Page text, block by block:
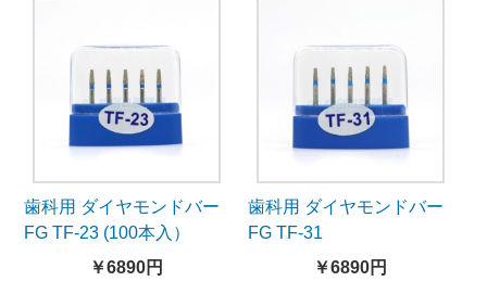
歯科用 ダイヤモンドバー
FG TF-23 (100本入）
￥6890円
歯科用 ダイヤモンドバー
FG TF-31
￥6890円